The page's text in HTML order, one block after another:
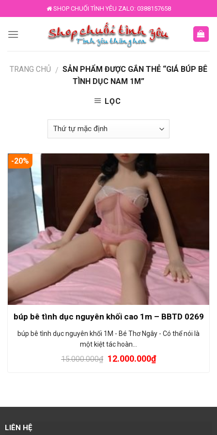
to
content
SHOP CHUỐI TÌNH YÊU ZALO: 0388157658
TRANG CHỦ / SẢN PHẨM ĐƯỢC GẮN THẺ “GIÁ BÚP BÊ
TÌNH DỤC NAM 1M”
LỌC
-20%
búp bê tình dục nguyên khối cao 1m – BBTD 0269
búp bê tình dục nguyên khối 1M - Bé Thơ Ngây - Có thể nói là
một kiệt tác hoàn…
15.000.000₫ 12.000.000₫
LIÊN HỆ